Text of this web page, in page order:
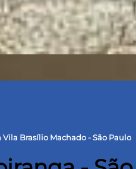
Vila Brasílio Machado - São Paulo